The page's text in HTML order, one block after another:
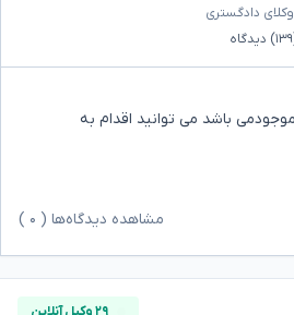
دادگستری
دیدگاه
باشد می توانید اقدام به
مشاهده دیدگاه‌ها ( ۰